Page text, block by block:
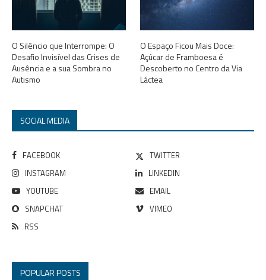
O Silêncio que Interrompe: O
Desafio Invisível das Crises de
Ausência e a sua Sombra no
Autismo
O Espaço Ficou Mais Doce:
Açúcar de Framboesa é
Descoberto no Centro da Via
Láctea
SOCIAL MEDIA
FACEBOOK
TWITTER
INSTAGRAM
LINKEDIN
YOUTUBE
EMAIL
SNAPCHAT
VIMEO
RSS
POPULAR POSTS